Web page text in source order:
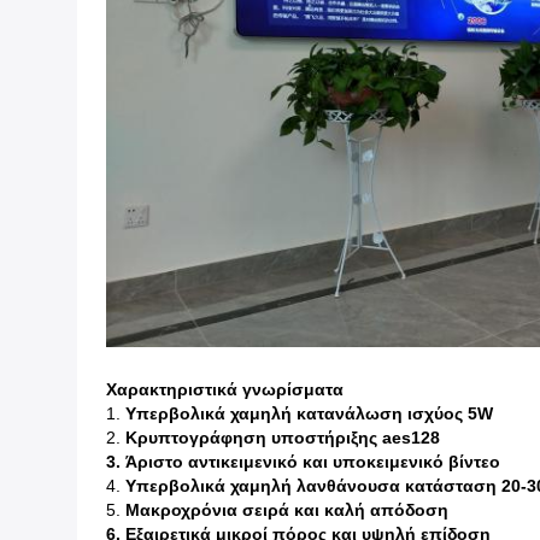
Χαρακτηριστικά γνωρίσματα
1. Υπερβολικά χαμηλή κατανάλωση ισχύος 5W
2. Κρυπτογράφηση υποστήριξης aes128
3. Άριστο αντικειμενικό και υποκειμενικό βίντεο
4. Υπερβολικά χαμηλή λανθάνουσα κατάσταση 20-
5. Μακροχρόνια σειρά και καλή απόδοση
6. Εξαιρετικά μικροί πόρος και υψηλή επίδοση